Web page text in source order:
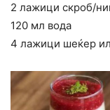
2 лажици скроб/
120 мл вода
4 лажици шеќер